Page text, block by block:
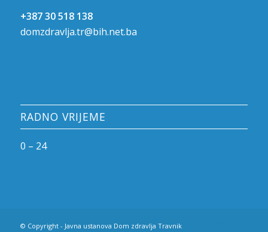
+387 30 518 138
domzdravlja.tr@bih.net.ba
RADNO VRIJEME
0 – 24
© Copyright - Javna ustanova Dom zdravlja Travnik